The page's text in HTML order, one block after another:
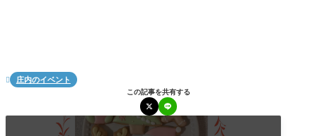
 庄内のイベント
この記事を共有する